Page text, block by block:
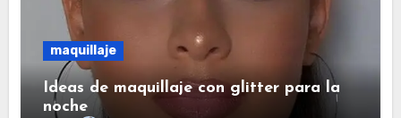
maquillaje
Ideas de maquillaje con glitter para la
noche